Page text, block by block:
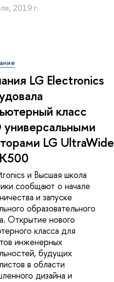
2019 г.
LG Electronics
класс
LG UltraWide
и Высшая школа
сообщают о начале
и запуске
образовательного
Открытие нового
класса для
инженерных
будущих
в области
дизайна и